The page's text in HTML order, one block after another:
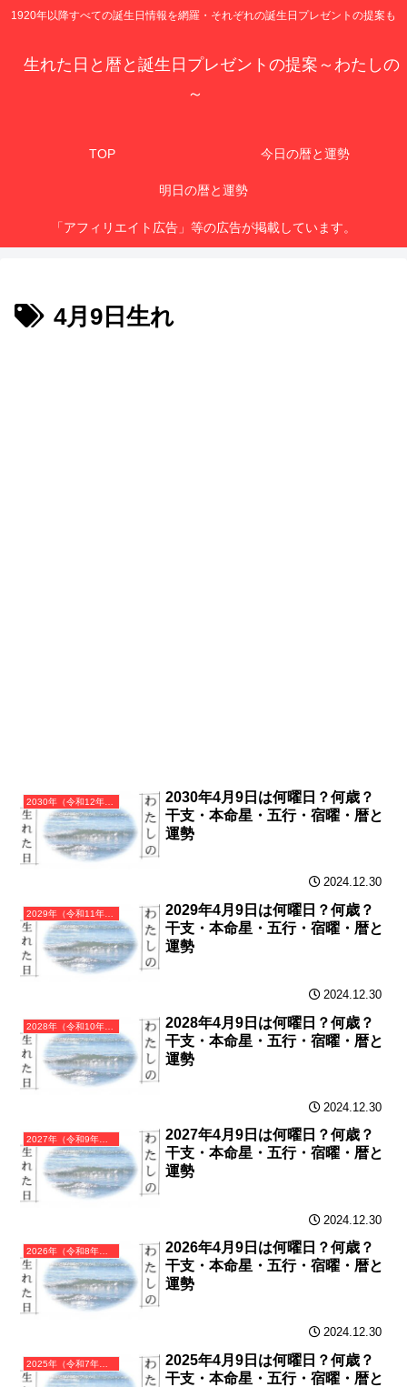
1920年以降すべての誕生日情報を網羅・それぞれの誕生日プレゼントの提案も
生れた日と暦と誕生日プレゼントの提案～わたしの
～
TOP 今日の暦と運勢
明日の暦と運勢
「アフィリエイト広告」等の広告が掲載しています。
4月9日生れ
2030年（令和12年）庚戌（かのえいぬ）・戌年（いぬ年）カレンダー（月曜はじまり）
2030年4月9日は何曜日？何歳？
干支・本命星・五行・宿曜・暦と
運勢
2024.12.30
2029年（令和11年）己酉（つちのととり）・酉年（とり年）カレンダー（月曜はじまり）
2029年4月9日は何曜日？何歳？
干支・本命星・五行・宿曜・暦と
運勢
2024.12.30
2028年（令和10年）戊申（つちのえさる）・申年（さる年）カレンダー（月曜はじまり）
2028年4月9日は何曜日？何歳？
干支・本命星・五行・宿曜・暦と
運勢
2024.12.30
2027年（令和9年）丁未（ひのとひつじ）・未年（ひつじ年）カレンダー（月曜はじまり）
2027年4月9日は何曜日？何歳？
干支・本命星・五行・宿曜・暦と
運勢
2024.12.30
2026年（令和8年）丙午（ひのえうま）・午年（うま年）カレンダー（月曜はじまり）
2026年4月9日は何曜日？何歳？
干支・本命星・五行・宿曜・暦と
運勢
2024.12.30
2025年（令和7年）乙巳（きのとみ）・巳年（へび年）カレンダー（月曜はじまり）
2025年4月9日は何曜日？何歳？
干支・本命星・五行・宿曜・暦と